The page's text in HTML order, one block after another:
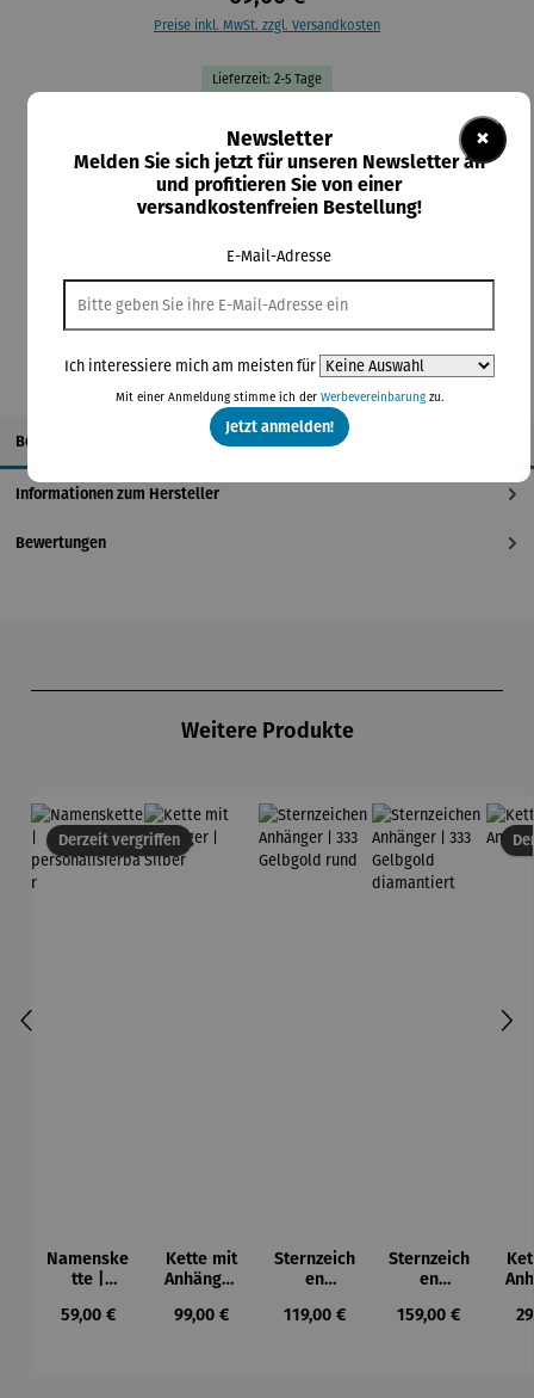
Preise inkl. MwSt. zzgl. Versandkosten
Lieferzeit: 2-5 Tage
Material-Auswahl auswählen
Beschreibung
Informationen zum Hersteller
Bewertungen
Weitere Produkte
Derzeit vergriffen
Namenske
tte |
ierbar
Regulärer Preis:
59,00 €
Kette mit
Anhänger
Regulärer Preis:
99,00 €
Sternzeich
en
| 333
Regulärer Preis:
119,00 €
Sternzeich
en
| 333
Regulärer Preis:
159,00 €
×
Newsletter
Melden Sie sich jetzt für unseren Newsletter an
und profitieren Sie von einer
versandkostenfreien Bestellung!
E-Mail-Adresse
Ich interessiere mich am meisten für
Mit einer Anmeldung stimme ich der Werbevereinbarungzu.
Jetzt anmelden!